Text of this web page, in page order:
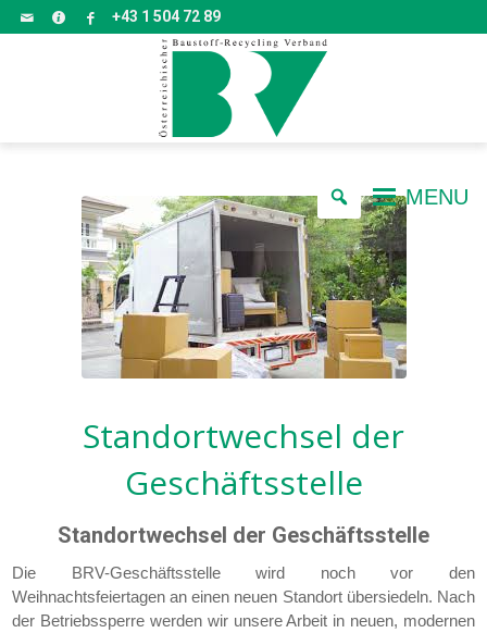
+43 1 504 72 89
MENU
Standortwechsel der
Geschäftsstelle
Standortwechsel der Geschäftsstelle
Die BRV-Geschäftsstelle wird noch vor den
Weihnachtsfeiertagen an einen neuen Standort übersiedeln. Nach
der Betriebssperre werden wir unsere Arbeit in neuen, modernen